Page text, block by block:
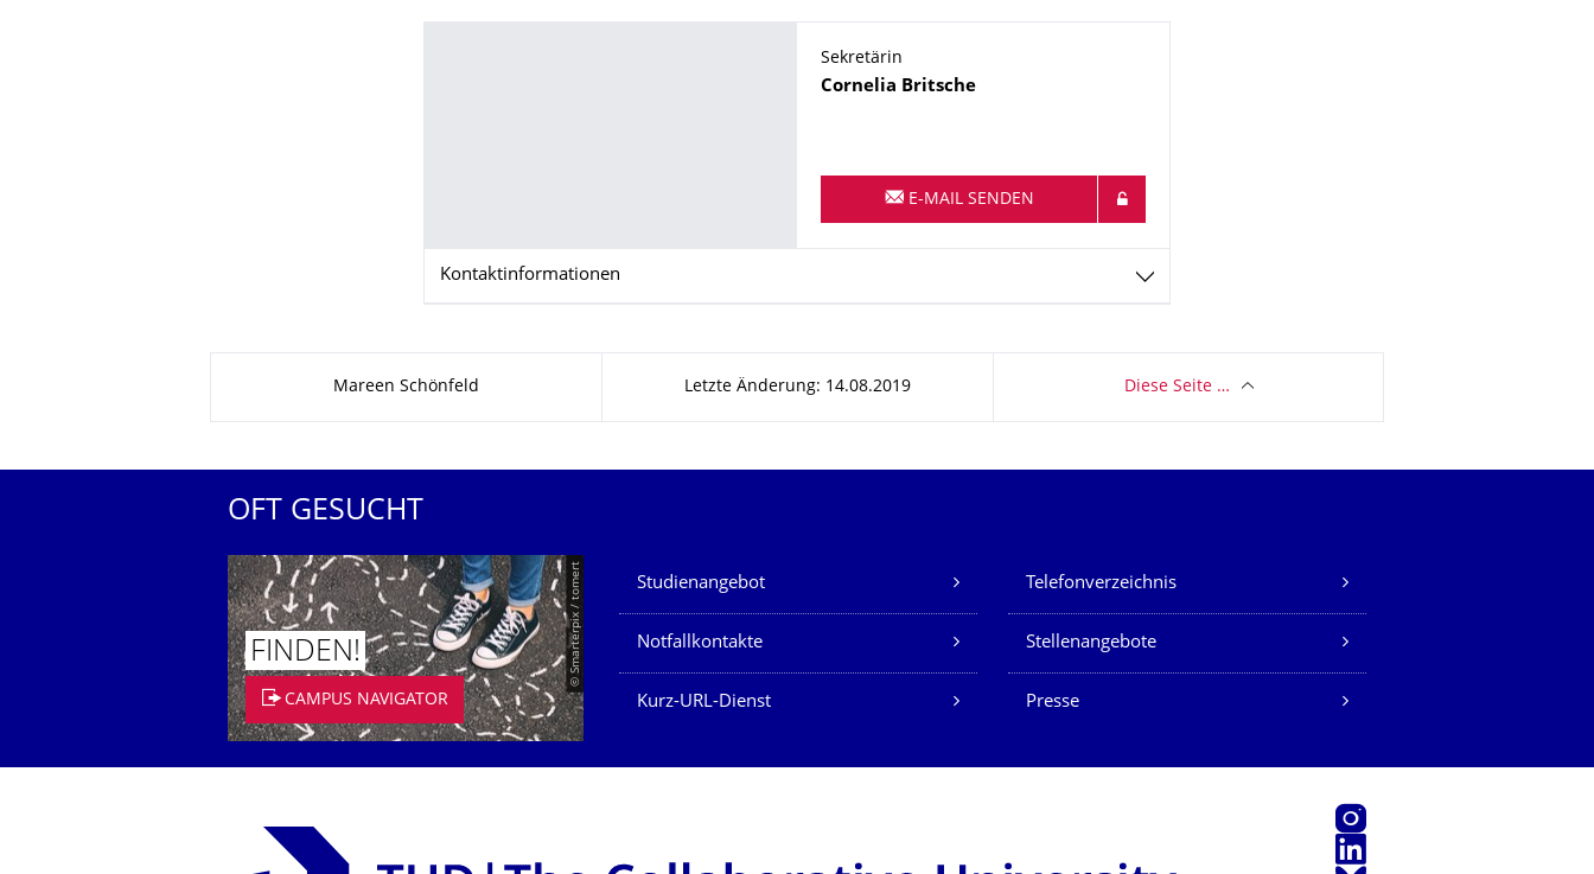
Sekretärin
Name
Cornelia Britsche
E-MAIL SENDEN
Kontaktinformationen
Mareen Schönfeld Letzte Änderung: 14.08.2019 Diese Seite …
OFT GESUCHT
© Smarterpix / tomert
FINDEN!
CAMPUS NAVIGATOR
Unsere Dienste
Studienangebot Telefonverzeichnis
Notfallkontakte Stellenangebote
Kurz-URL-Dienst Presse
Instagram
LinkedIn